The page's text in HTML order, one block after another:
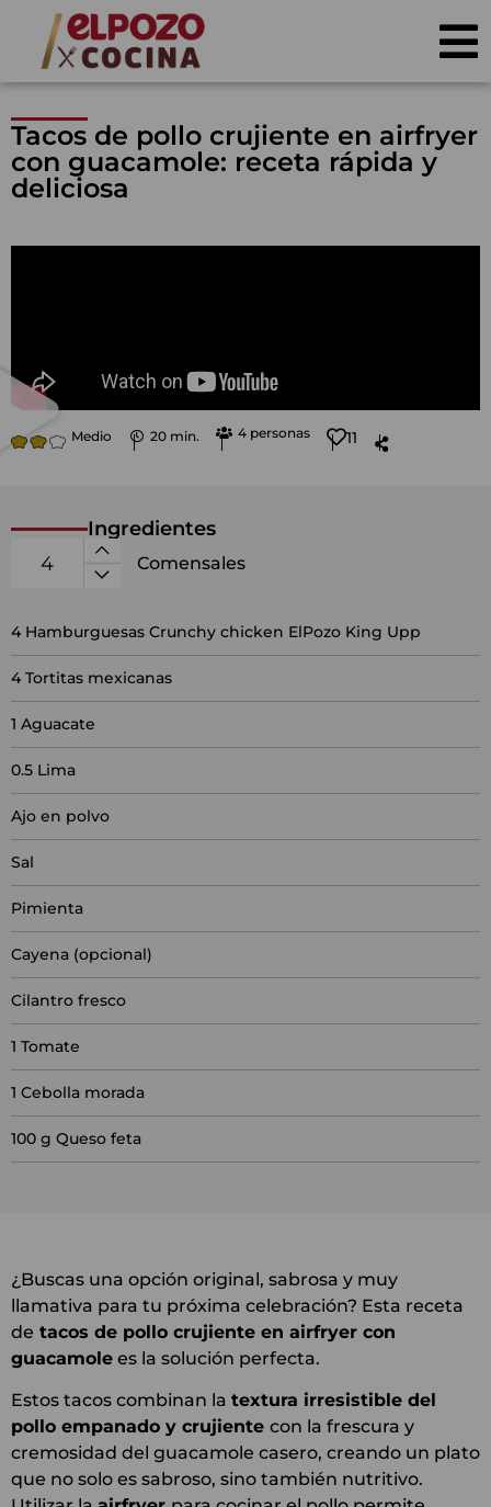
Tacos de pollo crujiente en airfryer
con guacamole: receta rápida y
deliciosa
Medio 20 min. 4 personas 11
¿Buscas una opción original, sabrosa y muy
llamativa para tu próxima celebración? Esta receta
de tacos de pollo crujiente en airfryer con
guacamole es la solución perfecta.
Estos tacos combinan la textura irresistible del
pollo empanado y crujiente con la frescura y
cremosidad del guacamole casero, creando un plato
que no solo es sabroso, sino también nutritivo.
Ingredientes
Comensales
4 Hamburguesas Crunchy chicken ElPozo King Upp
4 Tortitas mexicanas
1 Aguacate
0.5 Lima
Ajo en polvo
Sal
Pimienta
Cayena (opcional)
Cilantro fresco
1 Tomate
1 Cebolla morada
100 g Queso feta